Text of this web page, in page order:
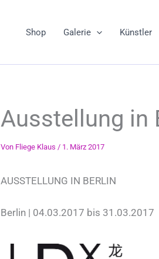
Shop Galerie Künstler
Ausstellung in
Von Fliege Klaus / 1. März 2017
AUSSTELLUNG IN BERLIN
Berlin | 04.03.2017 bis 31.03.2017